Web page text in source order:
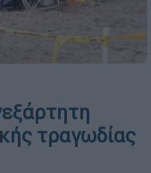
τραγωδίας